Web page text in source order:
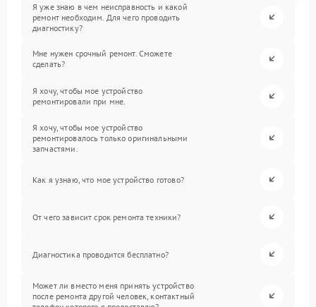
Я уже знаю в чем неисправность и какой
ремонт необходим. Для чего проводить
диагностику?
Мне нужен срочный ремонт. Сможете
сделать?
Я хочу, чтобы мое устройство
ремонтировали при мне.
Я хочу, чтобы мое устройство
ремонтировалось только оригинальными
запчастями.
Как я узнаю, что мое устройство готово?
От чего зависит срок ремонта техники?
Диагностика проводится бесплатно?
Может ли вместо меня принять устройство
после ремонта другой человек, контактный